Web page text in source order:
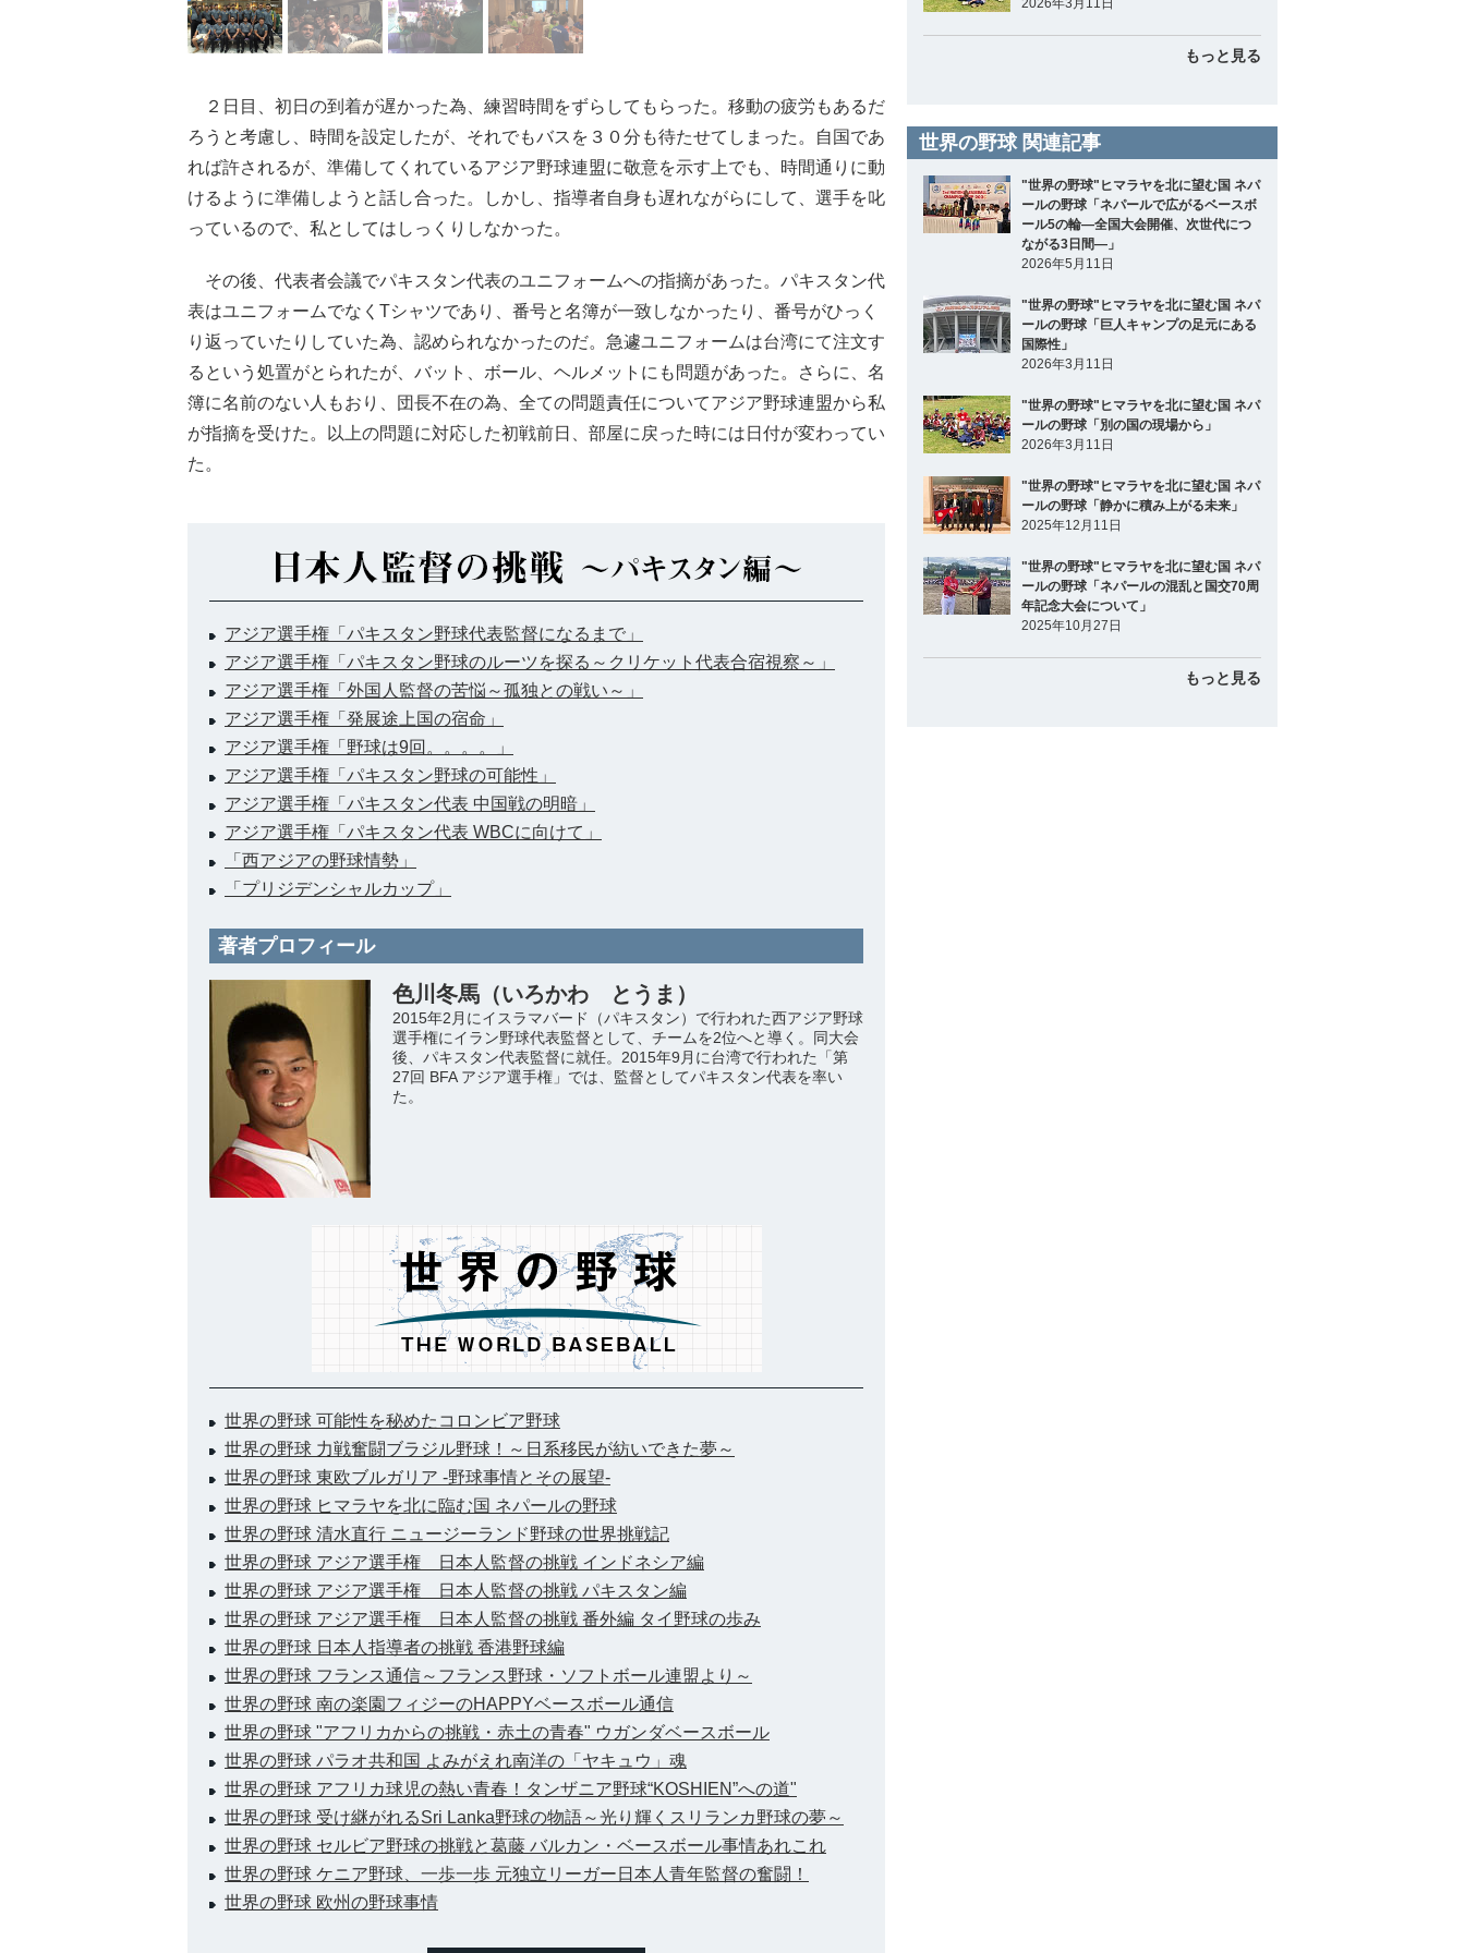
２日目、初日の到着が遅かった為、練習時間をずらしてもらった。移動の疲労もあるだ
ろうと考慮し、時間を設定したが、それでもバスを３０分も待たせてしまった。自国であ
れば許されるが、準備してくれているアジア野球連盟に敬意を示す上でも、時間通りに動
けるように準備しようと話し合った。しかし、指導者自身も遅れながらにして、選手を叱
っているので、私としてはしっくりしなかった。
その後、代表者会議でパキスタン代表のユニフォームへの指摘があった。パキスタン代
表はユニフォームでなくTシャツであり、番号と名簿が一致しなかったり、番号がひっく
り返っていたりしていた為、認められなかったのだ。急遽ユニフォームは台湾にて注文す
るという処置がとられたが、バット、ボール、ヘルメットにも問題があった。さらに、名
簿に名前のない人もおり、団長不在の為、全ての問題責任についてアジア野球連盟から私
が指摘を受けた。以上の問題に対応した初戦前日、部屋に戻った時には日付が変わってい
た。
アジア選手権「パキスタン野球代表監督になるまで」
アジア選手権「パキスタン野球のルーツを探る～クリケット代表合宿視察～」
アジア選手権「外国人監督の苦悩～孤独との戦い～」
アジア選手権「発展途上国の宿命」
アジア選手権「野球は9回。。。。」
アジア選手権「パキスタン野球の可能性」
アジア選手権「パキスタン代表 中国戦の明暗」
アジア選手権「パキスタン代表 WBCに向けて」
「西アジアの野球情勢」
「プリジデンシャルカップ」
著者プロフィール
色川冬馬（いろかわ とうま）
2015年2月にイスラマバード（パキスタン）で行われた西アジア野球
選手権にイラン野球代表監督として、チームを2位へと導く。同大会
後、パキスタン代表監督に就任。2015年9月に台湾で行われた「第
27回 BFA アジア選手権」では、監督としてパキスタン代表を率い
た。
世界の野球 可能性を秘めたコロンビア野球
世界の野球 力戦奮闘ブラジル野球！～日系移民が紡いできた夢～
世界の野球 東欧ブルガリア -野球事情とその展望-
世界の野球 ヒマラヤを北に臨む国 ネパールの野球
世界の野球 清水直行 ニュージーランド野球の世界挑戦記
世界の野球 アジア選手権 日本人監督の挑戦 インドネシア編
世界の野球 アジア選手権 日本人監督の挑戦 パキスタン編
世界の野球 アジア選手権 日本人監督の挑戦 番外編 タイ野球の歩み
世界の野球 日本人指導者の挑戦 香港野球編
世界の野球 フランス通信～フランス野球・ソフトボール連盟より～
世界の野球 南の楽園フィジーのHAPPYベースボール通信
世界の野球 "アフリカからの挑戦・赤土の青春" ウガンダベースボール
世界の野球 パラオ共和国 よみがえれ南洋の「ヤキュウ」魂
世界の野球 アフリカ球児の熱い青春！タンザニア野球“KOSHIEN”への道"
世界の野球 受け継がれるSri Lanka野球の物語～光り輝くスリランカ野球の夢～
世界の野球 セルビア野球の挑戦と葛藤 バルカン・ベースボール事情あれこれ
世界の野球 ケニア野球、一歩一歩 元独立リーガー日本人青年監督の奮闘！
世界の野球 欧州の野球事情
2026年3月11日
もっと見る
世界の野球 関連記事
"世界の野球"ヒマラヤを北に望む国 ネパ
ールの野球「ネパールで広がるベースボ
ール5の輪―全国大会開催、次世代につ
ながる3日間―」
2026年5月11日
"世界の野球"ヒマラヤを北に望む国 ネパ
ールの野球「巨人キャンプの足元にある
国際性」
2026年3月11日
"世界の野球"ヒマラヤを北に望む国 ネパ
ールの野球「別の国の現場から」
2026年3月11日
"世界の野球"ヒマラヤを北に望む国 ネパ
ールの野球「静かに積み上がる未来」
2025年12月11日
"世界の野球"ヒマラヤを北に望む国 ネパ
ールの野球「ネパールの混乱と国交70周
年記念大会について」
2025年10月27日
もっと見る